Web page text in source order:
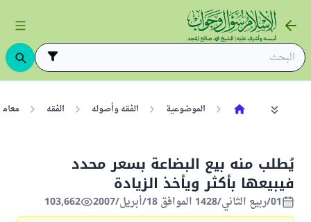
الموضوعية الفقه وأصوله الفقه
يُطلب منه بيع البضاعة بسعر محدد
فيبيعها بأكثر ويأخذ الزيادة
01/ربيع الثاني/1428 الموافق 18/أبريل/2007 103,662